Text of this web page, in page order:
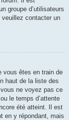
groupe d’utilisateurs
veuillez contacter un
vous êtes en train de
haut de la liste des
ne voyez pas ce
le temps d’attente
été atteint. Il est
en y répondant, mais